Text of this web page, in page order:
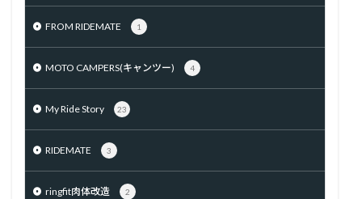
FROM RIDEMATE 1
MOTO CAMPERS(キャンツー) 4
My Ride Story 23
RIDEMATE 3
ringfit肉体改造 2